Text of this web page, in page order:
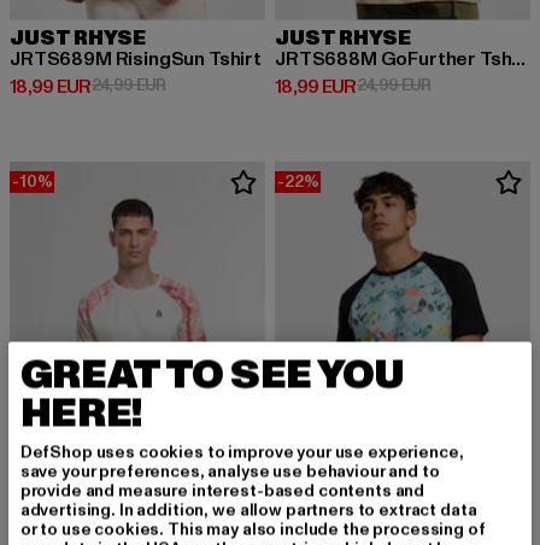
JUST RHYSE
JRTS689M RisingSun Tshirt
18,99 EUR
Derzeitiger Preis: 18,99 EUR
24,99 EURAktionspreis: 24,99 EUR
JUST RHYSE
JRTS688M GoFurther Tshirt
18,99 EUR
Derzeitiger Preis: 18,99 EUR
24,99 EURAktionspreis:
-10% -22%
GREAT TO SEE YOU
HERE!
DefShop uses cookies to improve your use experience,
save your preferences, analyse use behaviour and to
provide and measure interest-based contents and
advertising. In addition, we allow partners to extract data
or to use cookies. This may also include the processing of